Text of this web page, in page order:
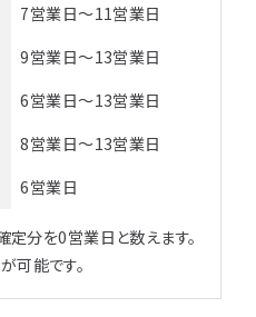
7営業日～11営業日
9営業日～13営業日
6営業日～13営業日
8営業日～13営業日
6営業日
分を0営業日と数えます。
可能です。